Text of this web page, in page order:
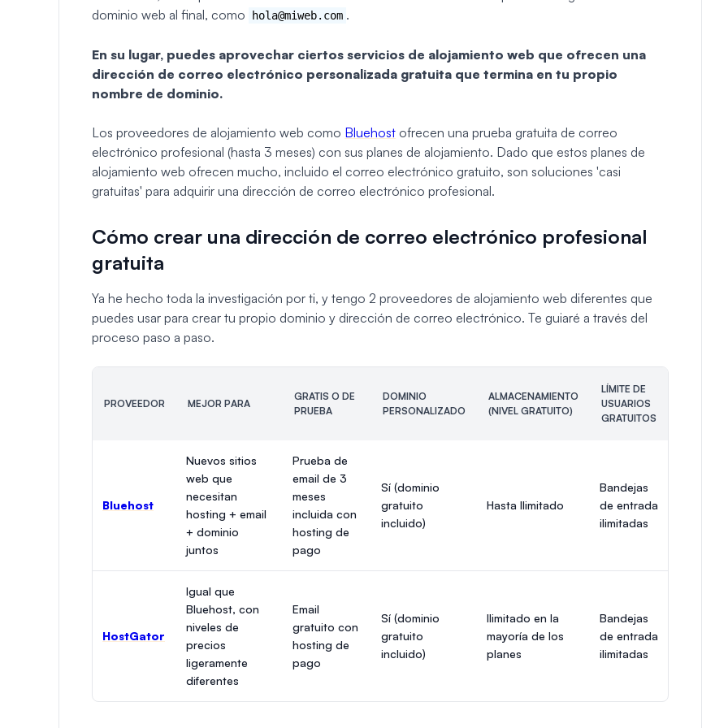
dominio web al final, como
hola@miweb.com .
En su lugar, puedes aprovechar ciertos servicios de alojamiento web que ofrecen una
dirección de correo electrónico personalizada gratuita que termina en tu propio
nombre de dominio.
Los proveedores de alojamiento web como Bluehost ofrecen una prueba gratuita de correo
electrónico profesional (hasta 3 meses) con sus planes de alojamiento. Dado que estos planes de
alojamiento web ofrecen mucho, incluido el correo electrónico gratuito, son soluciones 'casi
gratuitas' para adquirir una dirección de correo electrónico profesional.
Cómo crear una dirección de correo electrónico profesional
gratuita
Ya he hecho toda la investigación por ti, y tengo 2 proveedores de alojamiento web diferentes que
puedes usar para crear tu propio dominio y dirección de correo electrónico. Te guiaré a través del
proceso paso a paso.
PROVEEDOR MEJOR PARA
GRATIS O DE
PRUEBA
DOMINIO
PERSONALIZADO
ALMACENAMIENTO
(NIVEL GRATUITO)
LÍMITE DE
USUARIOS
GRATUITOS
Bluehost
Nuevos sitios
web que
necesitan
hosting + email
+ dominio
juntos
Prueba de
email de 3
meses
incluida con
hosting de
pago
Sí (dominio
gratuito
incluido)
Hasta Ilimitado
Bandejas
de entrada
ilimitadas
HostGator
Igual que
Bluehost, con
niveles de
precios
ligeramente
diferentes
Email
gratuito con
hosting de
pago
Sí (dominio
gratuito
incluido)
Ilimitado en la
mayoría de los
planes
Bandejas
de entrada
ilimitadas